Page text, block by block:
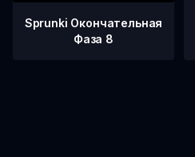
Sprunki Окончательная
Фаза 8